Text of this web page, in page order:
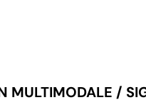
MULTIMODALE /